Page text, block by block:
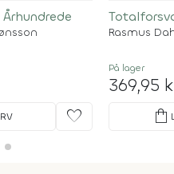
favorite
Rasmus
På lager
369,95
shopping_bag